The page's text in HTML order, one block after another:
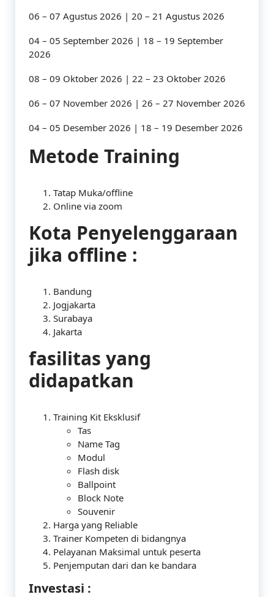
06 – 07 Agustus 2026 | 20 – 21 Agustus 2026
04 – 05 September 2026 | 18 – 19 September
2026
08 – 09 Oktober 2026 | 22 – 23 Oktober 2026
06 – 07 November 2026 | 26 – 27 November 2026
04 – 05 Desember 2026 | 18 – 19 Desember 2026
Metode Training
Tatap Muka/offline
Online via zoom
Kota Penyelenggaraan
jika offline :
Bandung
Jogjakarta
Surabaya
Jakarta
fasilitas yang
didapatkan
Training Kit Eksklusif
Tas
Name Tag
Modul
Flash disk
Ballpoint
Block Note
Souvenir
Harga yang Reliable
Trainer Kompeten di bidangnya
Pelayanan Maksimal untuk peserta
Penjemputan dari dan ke bandara
Investasi :